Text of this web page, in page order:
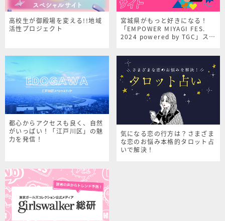
高校生が御殿場を変える!!地域
活性プロジェクト
宮城県がもっと好きになる！
「EMPOWER MIYAGI FES.
2024 powered by TGC」スペ
都心からアクセスも良く、自然
がいっぱい！「江戸川区」の魅
力を発信！
気になる恋の行方は？さまざま
な恋のお悩み本格的タロット占
いで解決！